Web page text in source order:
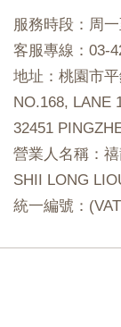
服務時段：周
客服專線：03-
地址：桃園市
NO.168, LANE
32451
營業人名稱：
SHII LONG
統一編號：